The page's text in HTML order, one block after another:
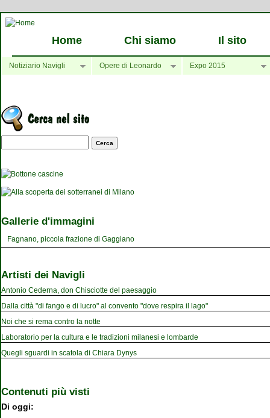
Home Chi siamo Il sito
Notiziario Navigli Opere di Leonardo Expo 2015
Maschera di ricerca
Gallerie d'immagini
Fagnano, piccola frazione di Gaggiano
Artisti dei Navigli
Antonio Cederna, don Chisciotte del paesaggio
Dalla città "di fango e di lucro" al convento "dove respira il lago"
Noi che si rema contro la notte
Laboratorio per la cultura e le tradizioni milanesi e lombarde
Quegli sguardi in scatola di Chiara Dynys
Contenuti più visti
Di oggi: